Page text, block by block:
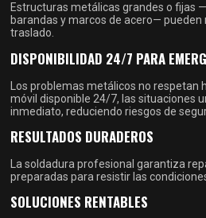
Estructuras metálicas grandes o fijas
barandas y marcos de acero—
traslado.
DISPONIBILIDAD 24/7 PARA
Los problemas metálicos no respetan
móvil disponible 24/7, las situaciones
inmediato, reduciendo riesgos de
RESULTADOS DURADEROS
La soldadura profesional garantiza
preparadas para resistir las
SOLUCIONES RENTABLES